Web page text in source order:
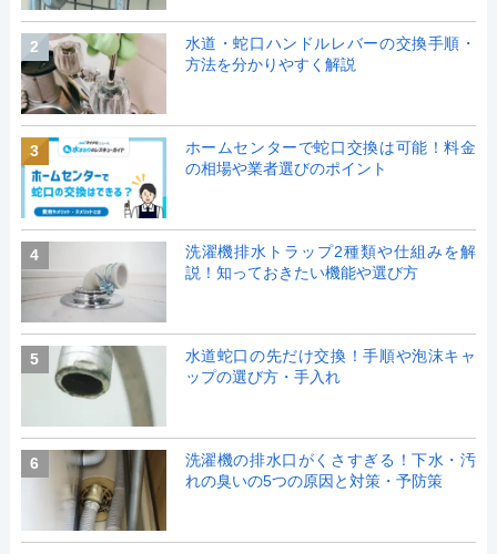
2
水道・蛇口ハンドルレバーの交換手順・
方法を分かりやすく解説
3
ホームセンターで蛇口交換は可能！料金
の相場や業者選びのポイント
4
洗濯機排水トラップ2種類や仕組みを解
説！知っておきたい機能や選び方
5
水道蛇口の先だけ交換！手順や泡沫キャ
ップの選び方・手入れ
6
洗濯機の排水口がくさすぎる！下水・汚
れの臭いの5つの原因と対策・予防策